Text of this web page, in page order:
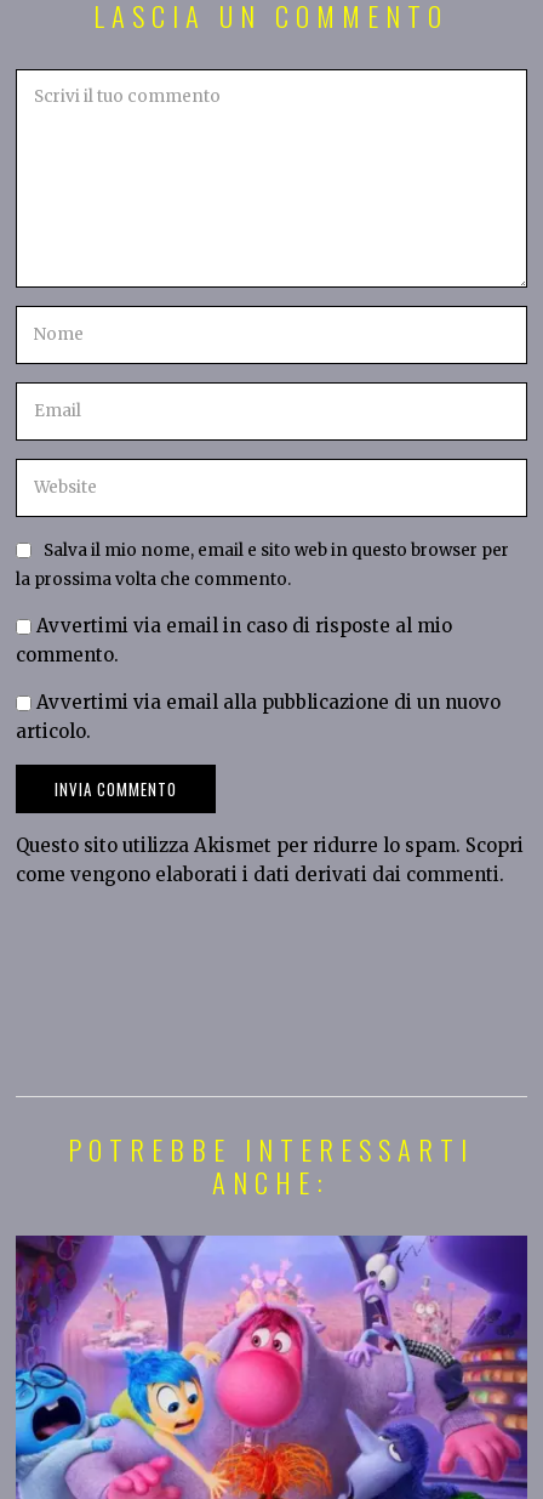
LASCIA UN COMMENTO
Salva il mio nome, email e sito web in questo browser per
la prossima volta che commento.
Avvertimi via email in caso di risposte al mio
commento.
Avvertimi via email alla pubblicazione di un nuovo
articolo.
Questo sito utilizza Akismet per ridurre lo spam. Scopri
come vengono elaborati i dati derivati dai commenti.
POTREBBE INTERESSARTI
ANCHE: